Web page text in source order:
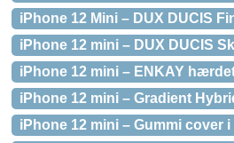
iPhone 12 Mini – DUX DUCIS
iPhone 12 mini – DUX DUCIS
iPhone 12 mini – ENKAY
iPhone 12 mini – Gradient
iPhone 12 mini – Gummi cover